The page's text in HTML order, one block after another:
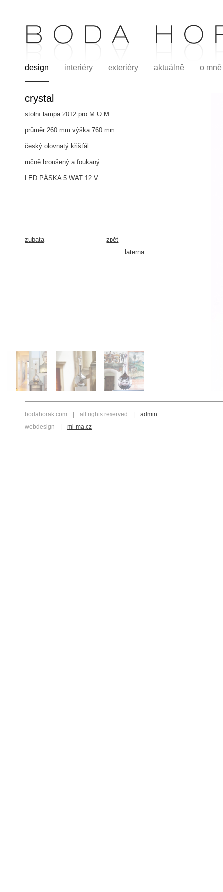
design interiéry exteriéry aktuálně o mně
crystal
stolní lampa 2012 pro M.O.M
průměr 260 mm výška 760 mm
český olovnatý křišťál
ručně broušený a foukaný
LED PÁSKA 5 WAT 12 V
zubata
zpět
laterna
bodahorak.com all rights reserved
admin
webdesign
mi-ma.cz